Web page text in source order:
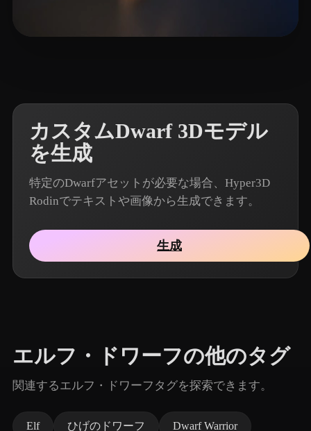
カスタムDwarf 3Dモデル
を生成
特定のDwarfアセットが必要な場合、Hyper3D
Rodinでテキストや画像から生成できます。
生成
エルフ・ドワーフの他のタグ
関連するエルフ・ドワーフタグを探索できます。
Elf ひげのドワーフ Dwarf Warrior